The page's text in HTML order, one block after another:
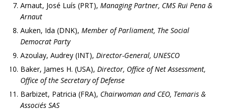
Arnaut, José Luís (PRT), Managing Partner, CMS Rui Pena &
Arnaut
Auken, Ida (DNK), Member of Parliament, The Social
Democrat Party
Azoulay, Audrey (INT), Director-General, UNESCO
Baker, James H. (USA), Director, Office of Net Assessment,
Office of the Secretary of Defense
Barbizet, Patricia (FRA), Chairwoman and CEO, Temaris &
Associés SAS